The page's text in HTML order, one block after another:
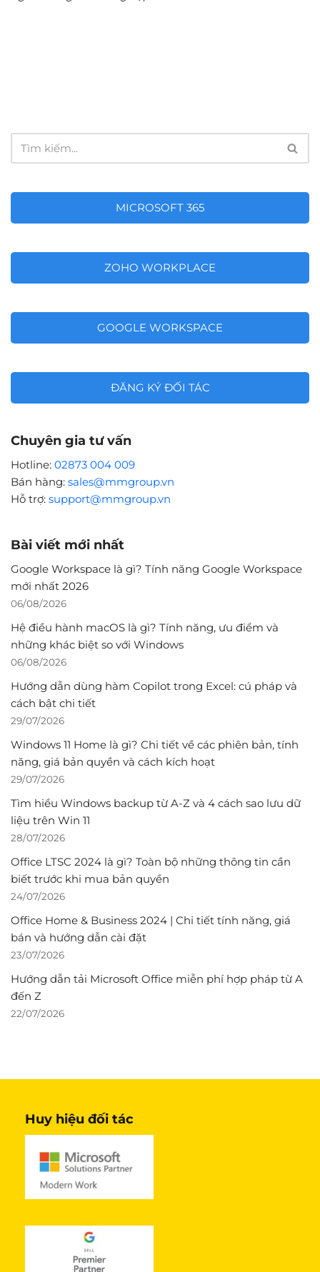
MICROSOFT 365
ZOHO WORKPLACE
GOOGLE WORKSPACE
ĐĂNG KÝ ĐỐI TÁC
Chuyên gia tư vấn
Hotline: 02873 004 009
Bán hàng: sales@mmgroup.vn
Hỗ trợ: support@mmgroup.vn
Bài viết mới nhất
Google Workspace là gì? Tính năng Google Workspace
mới nhất 2026
06/08/2026
Hệ điều hành macOS là gì? Tính năng, ưu điểm và
những khác biệt so với Windows
06/08/2026
Hướng dẫn dùng hàm Copilot trong Excel: cú pháp và
cách bật chi tiết
29/07/2026
Windows 11 Home là gì? Chi tiết về các phiên bản, tính
năng, giá bản quyền và cách kích hoạt
29/07/2026
Tìm hiểu Windows backup từ A-Z và 4 cách sao lưu dữ
liệu trên Win 11
28/07/2026
Office LTSC 2024 là gì? Toàn bộ những thông tin cần
biết trước khi mua bản quyền
24/07/2026
Office Home & Business 2024 | Chi tiết tính năng, giá
bán và hướng dẫn cài đặt
23/07/2026
Hướng dẫn tải Microsoft Office miễn phí hợp pháp từ A
đến Z
22/07/2026
Huy hiệu đối tác